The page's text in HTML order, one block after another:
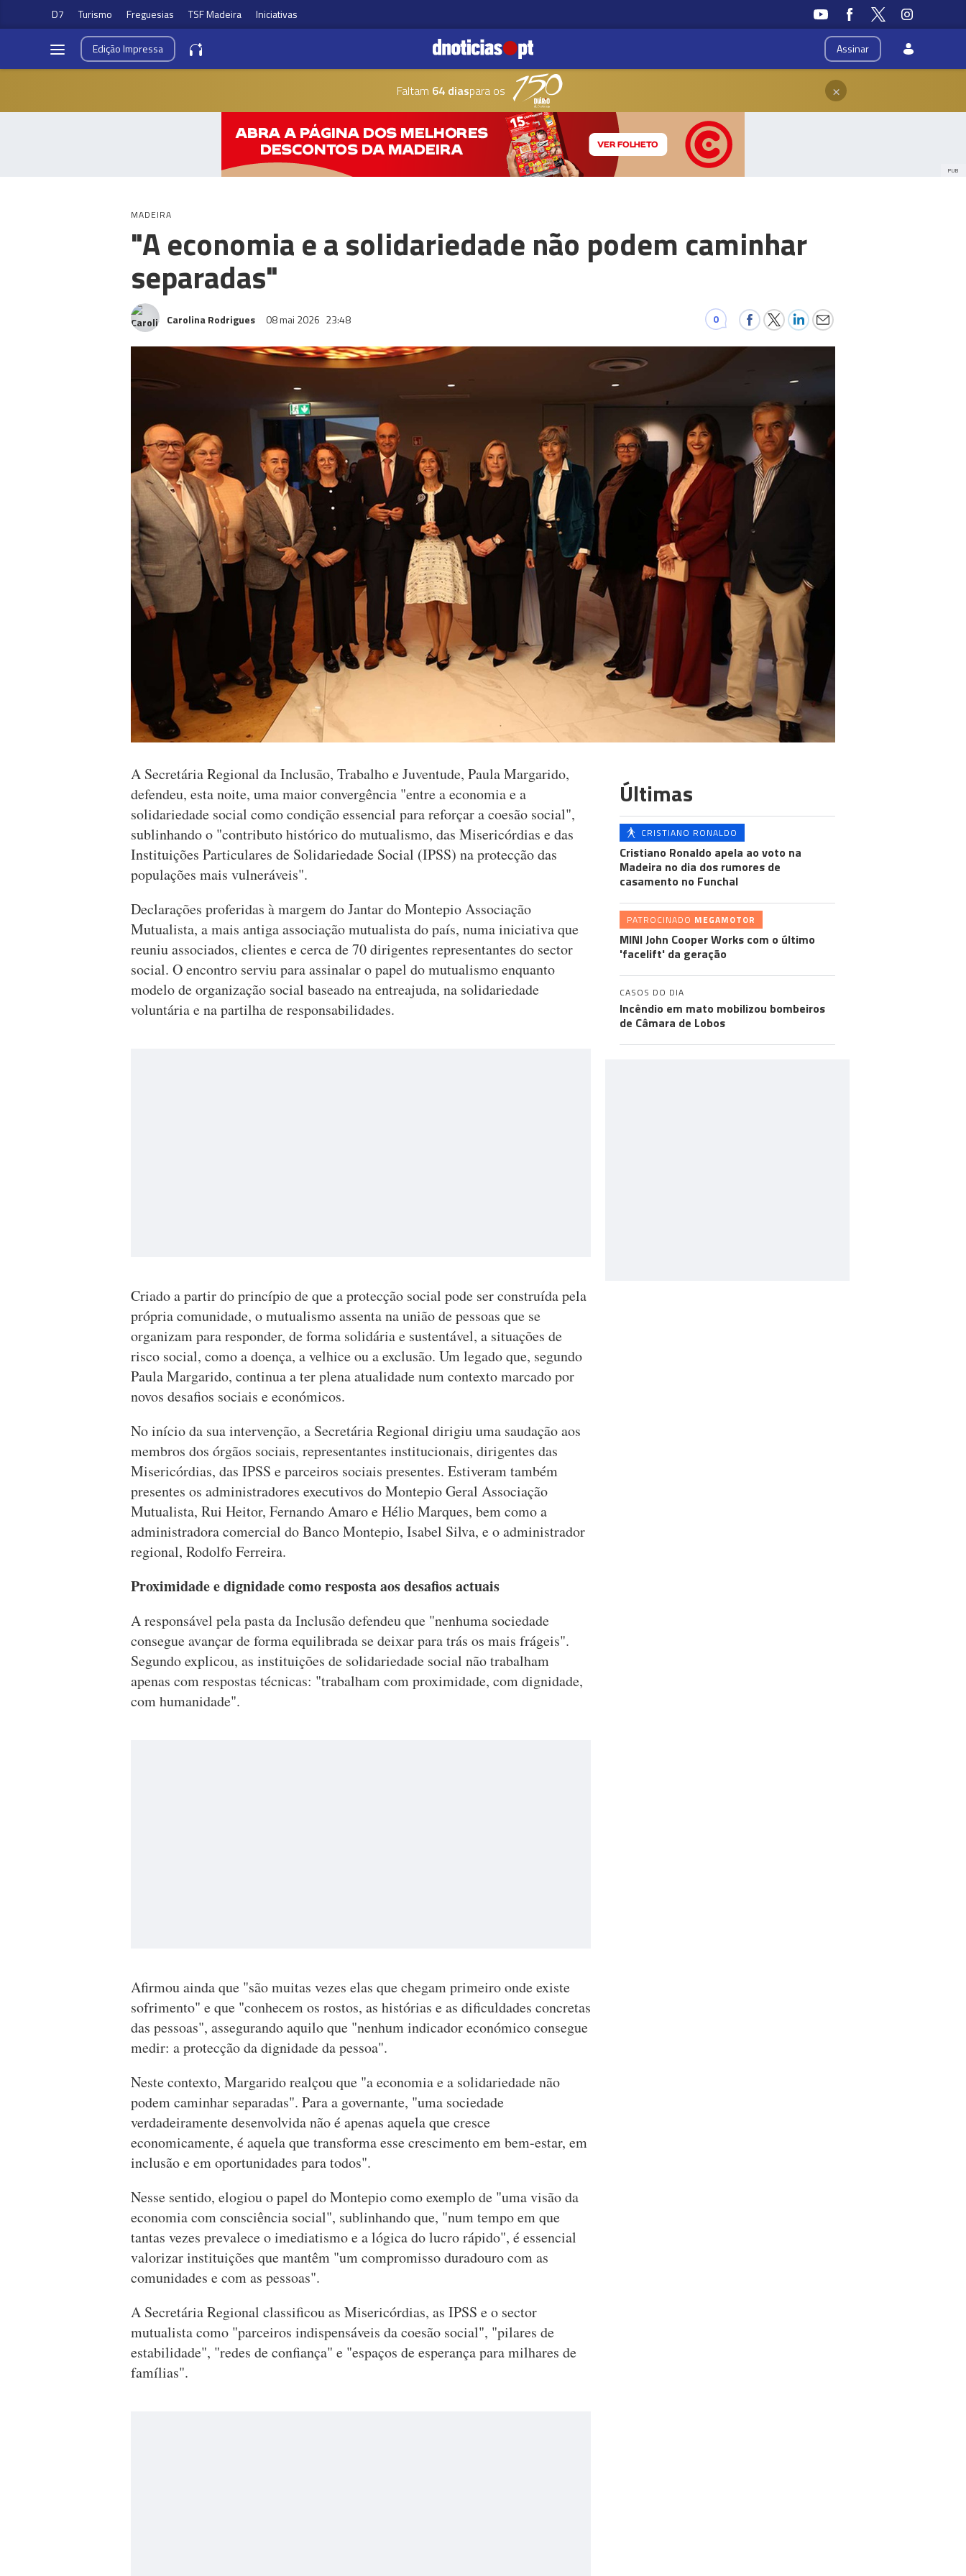
D7 Turismo Freguesias TSF Madeira Iniciativas
Assinar
EdiçãoImpressa
Faltam 64 diaspara os ×
PUB
MADEIRA
"A economia e a solidariedade não podem caminhar
separadas"
Carolina Rodrigues 08 mai 2026 23:48 0
A Secretária Regional da Inclusão, Trabalho e Juventude, Paula Margarido,
defendeu, esta noite, uma maior convergência "entre a economia e a
solidariedade social como condição essencial para reforçar a coesão social",
sublinhando o "contributo histórico do mutualismo, das Misericórdias e das
Instituições Particulares de Solidariedade Social (IPSS) na protecção das
populações mais vulneráveis".
Declarações proferidas à margem do Jantar do Montepio Associação
Mutualista, a mais antiga associação mutualista do país, numa iniciativa que
reuniu associados, clientes e cerca de 70 dirigentes representantes do sector
social. O encontro serviu para assinalar o papel do mutualismo enquanto
modelo de organização social baseado na entreajuda, na solidariedade
voluntária e na partilha de responsabilidades.
Criado a partir do princípio de que a protecção social pode ser construída pela
própria comunidade, o mutualismo assenta na união de pessoas que se
organizam para responder, de forma solidária e sustentável, a situações de
risco social, como a doença, a velhice ou a exclusão. Um legado que, segundo
Paula Margarido, continua a ter plena atualidade num contexto marcado por
novos desafios sociais e económicos.
No início da sua intervenção, a Secretária Regional dirigiu uma saudação aos
membros dos órgãos sociais, representantes institucionais, dirigentes das
Misericórdias, das IPSS e parceiros sociais presentes. Estiveram também
presentes os administradores executivos do Montepio Geral Associação
Mutualista, Rui Heitor, Fernando Amaro e Hélio Marques, bem como a
administradora comercial do Banco Montepio, Isabel Silva, e o administrador
regional, Rodolfo Ferreira.
Proximidade e dignidade como resposta aos desafios actuais
A responsável pela pasta da Inclusão defendeu que "nenhuma sociedade
consegue avançar de forma equilibrada se deixar para trás os mais frágeis".
Segundo explicou, as instituições de solidariedade social não trabalham
apenas com respostas técnicas: "trabalham com proximidade, com dignidade,
com humanidade".
Afirmou ainda que "são muitas vezes elas que chegam primeiro onde existe
sofrimento" e que "conhecem os rostos, as histórias e as dificuldades concretas
das pessoas", assegurando aquilo que "nenhum indicador económico consegue
medir: a protecção da dignidade da pessoa".
Neste contexto, Margarido realçou que "a economia e a solidariedade não
podem caminhar separadas". Para a governante, "uma sociedade
verdadeiramente desenvolvida não é apenas aquela que cresce
economicamente, é aquela que transforma esse crescimento em bem-estar, em
inclusão e em oportunidades para todos".
Nesse sentido, elogiou o papel do Montepio como exemplo de "uma visão da
economia com consciência social", sublinhando que, "num tempo em que
tantas vezes prevalece o imediatismo e a lógica do lucro rápido", é essencial
valorizar instituições que mantêm "um compromisso duradouro com as
comunidades e com as pessoas".
A Secretária Regional classificou as Misericórdias, as IPSS e o sector
mutualista como "parceiros indispensáveis da coesão social", "pilares de
estabilidade", "redes de confiança" e "espaços de esperança para milhares de
famílias".
Últimas
CRISTIANO RONALDO
Cristiano Ronaldo apela ao voto na
Madeira no dia dos rumores de
casamento no Funchal
PATROCINADO MEGAMOTOR
MINI John Cooper Works com o último
'facelift' da geração
CASOS DO DIA
Incêndio em mato mobilizou bombeiros
de Câmara de Lobos